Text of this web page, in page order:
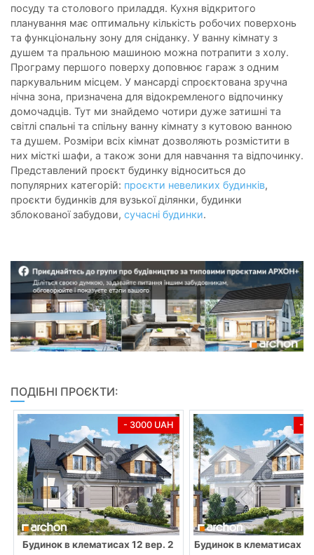
посуду та столового приладдя. Кухня відкритого
планування має оптимальну кількість робочих поверхонь
та функціональну зону для сніданку. У ванну кімнату з
душем та пральною машиною можна потрапити з холу.
Програму першого поверху доповнює гараж з одним
паркувальним місцем. У мансарді спроєктована зручна
нічна зона, призначена для відокремленого відпочинку
домочадців. Тут ми знайдемо чотири дуже затишні та
світлі спальні та спільну ванну кімнату з кутовою ванною
та душем. Розміри всіх кімнат дозволяють розмістити в
них місткі шафи, а також зони для навчання та відпочинку.
Представлений проєкт будинку відноситься до
популярних категорій: проєкти невеликих будинків,
проєкти будинків для вузької ділянки, будинки
зблокованої забудови, сучасні будинки.
ПОДІБНІ ПРОЄКТИ:
- 3000 UAH
Будинок в клематисах 12 вер. 2
-
Будинок в клематисах